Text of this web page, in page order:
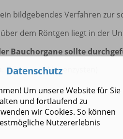
bildgebendes Verfahren zur
dem Röntgen liegt in der
Bauchorgane sollte
und Nierenzysten)
Datenschutz
Um unsere Website für Sie
und fortlaufend zu
wir Cookies. So können
Nutzererlebnis